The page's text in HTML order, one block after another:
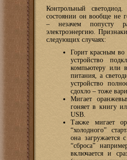
Контрольный
состоянии он вообще не
– незачем попусту
электроэнергию.
следующих случаях:
Горит красным во
устройство
компьютеру или
питания, а
устройство
сдохло – тоже
Мигает
гоняет в книгу
USB.
Также мигает
“холодного”
она загружается
“сброса”
включается и